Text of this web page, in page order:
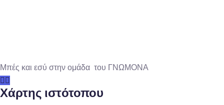
Μπές και εσύ στην ομάδα του ΓΝΩΜΟΝΑ
Χάρτης ιστότοπου